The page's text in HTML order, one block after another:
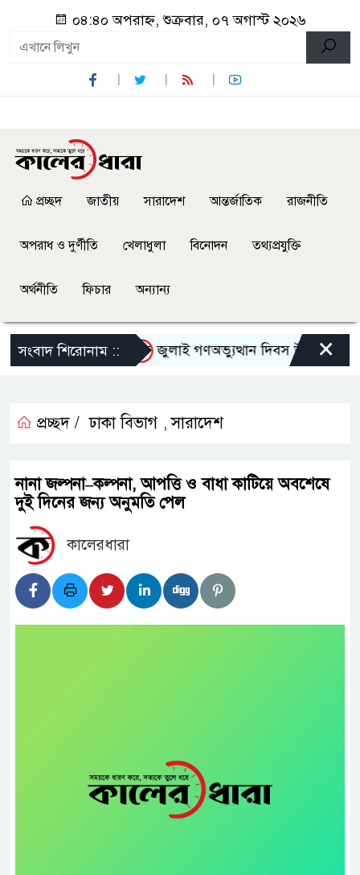
০৪:৪০ অপরাহ্ন, শুক্রবার, ০৭ অগাস্ট ২০২৬
প্রচ্ছদ জাতীয় সারাদেশ আন্তর্জাতিক রাজনীতি
অপরাধ ও দুর্ণীতি খেলাধুলা বিনোদন তথ্যপ্রযুক্তি
অর্থনীতি ফিচার অন্যান্য
সংবাদ শিরোনাম ::
হেনস্থার অভিযোগ জুলাই গণঅভ্যুত্থান দিবস উপলক্ষে ×
প্রচ্ছদ / ঢাকা বিভাগ ,সারাদেশ
নানা জল্পনা–কল্পনা, আপত্তি ও বাধা কাটিয়ে অবশেষে
দুই দিনের জন্য অনুমতি পেল
কালেরধারা